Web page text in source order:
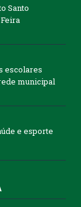
Santo
escolares
municipal
e esporte